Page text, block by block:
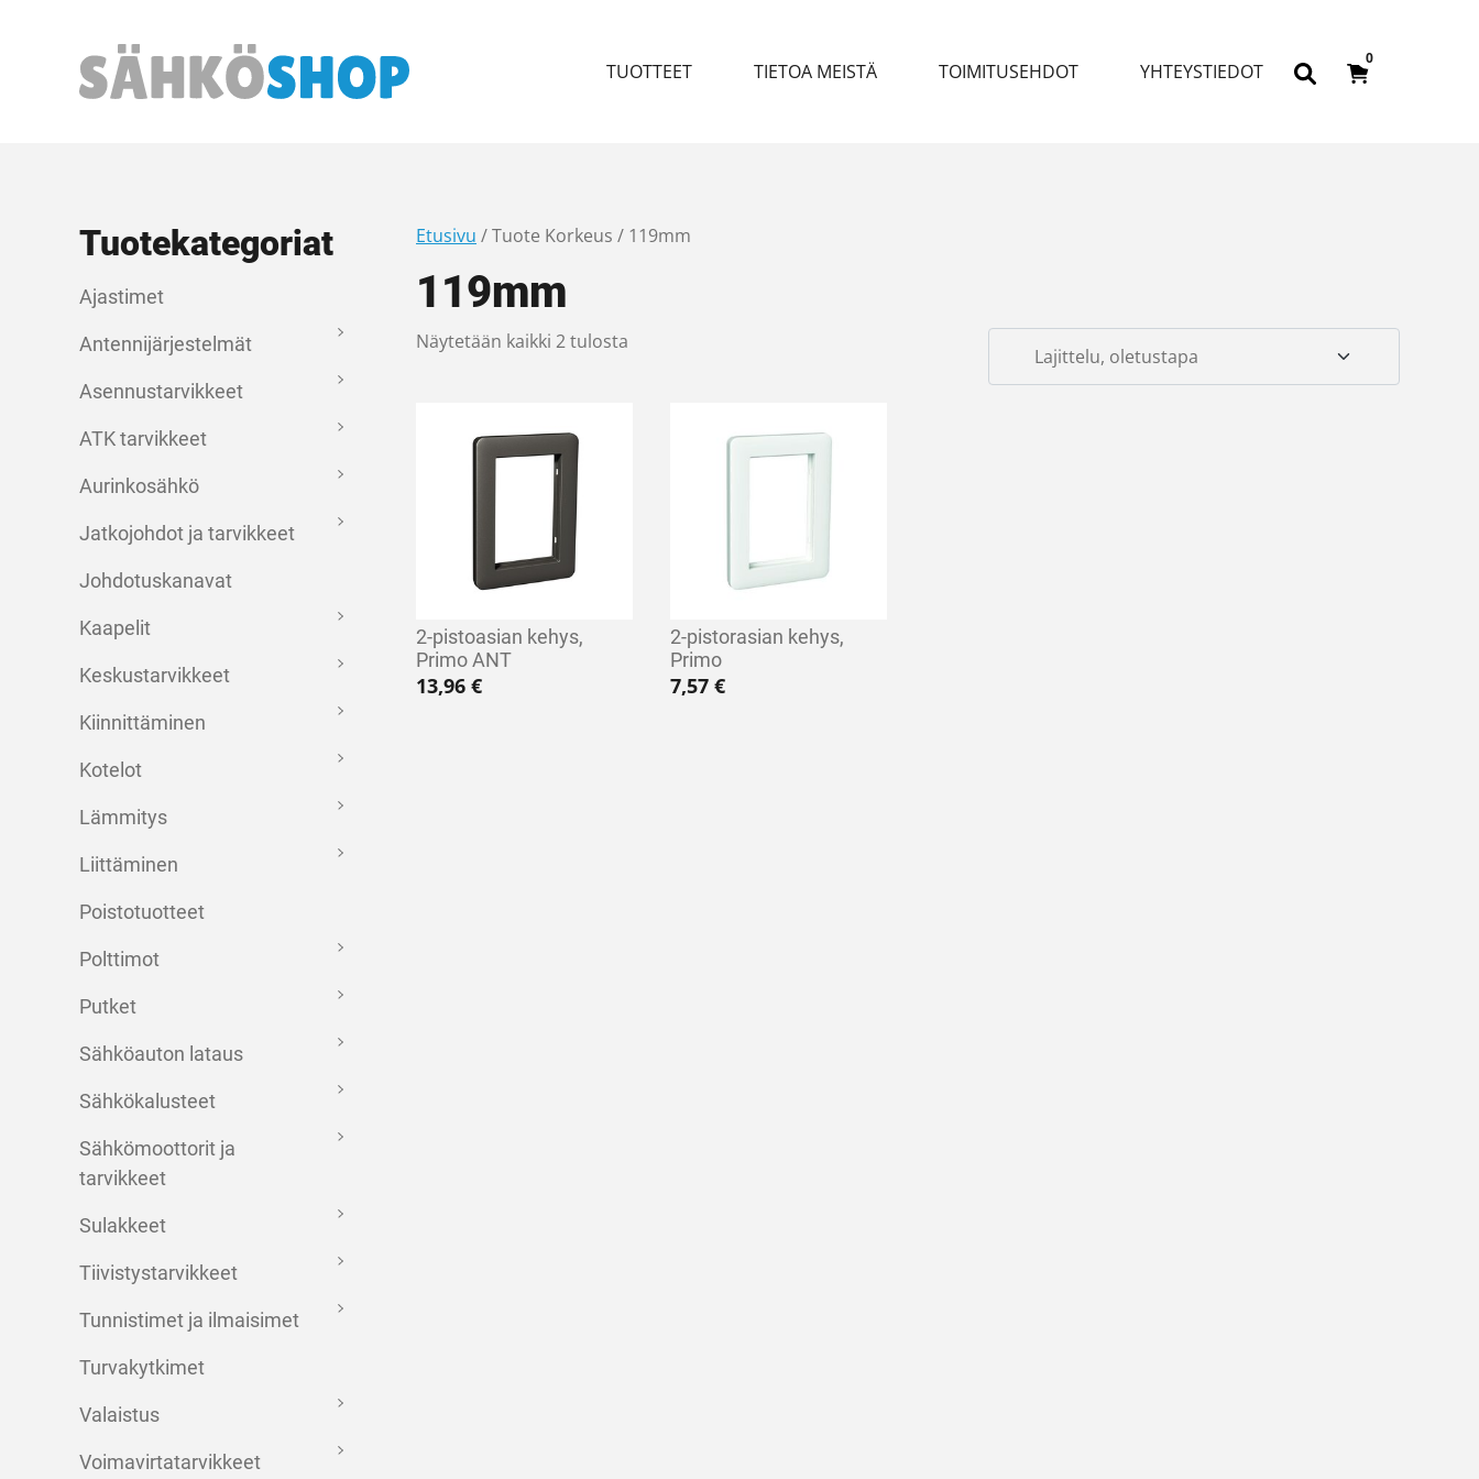
Päävalikko TUOTTEET TIETOA MEISTÄ TOIMITUSEHDOT YHTEYSTIEDOT
0
Tuotekategoriat
Ajastimet
Antennijärjestelmät
Asennustarvikkeet
ATK tarvikkeet
Aurinkosähkö
Jatkojohdot ja tarvikkeet
Johdotuskanavat
Kaapelit
Keskustarvikkeet
Kiinnittäminen
Kotelot
Lämmitys
Liittäminen
Poistotuotteet
Polttimot
Putket
Sähköauton lataus
Sähkökalusteet
Sähkömoottorit ja
tarvikkeet
Sulakkeet
Tiivistystarvikkeet
Tunnistimet ja ilmaisimet
Turvakytkimet
Valaistus
Voimavirtatarvikkeet
Etusivu / Tuote Korkeus / 119mm
119mm
Näytetään kaikki 2 tulosta
2-pistoasian kehys,
Primo ANT
13,96 €
2-pistorasian kehys,
Primo
7,57€